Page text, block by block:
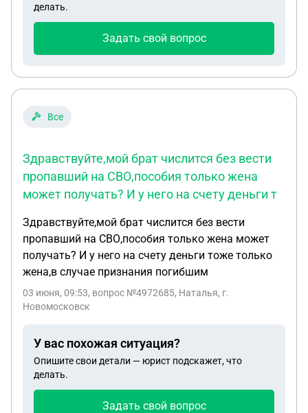
делать.
Задать свой вопрос
Все
Здравствуйте,мой брат числится без вести
пропавший на СВО,пособия только жена
может получать? И у него на счету деньги т
Здравствуйте,мой брат числится без вести
пропавший на СВО,пособия только жена может
получать? И у него на счету деньги тоже только
жена,в случае признания погибшим
03 июня, 09:53, вопрос №4972685, Наталья, г.
Новомосковск
У вас похожая ситуация?
Опишите свои детали — юрист подскажет, что
делать.
Задать свой вопрос